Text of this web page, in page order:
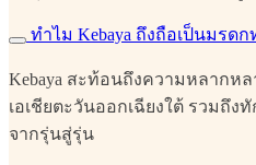
ทำไม Kebaya ถึงถือเป็นมร
Kebaya สะท้อนถึงความหลาก
เอเชียตะวันออกเฉียงใต้ รวมถึ
จากรุ่นสู่รุ่น